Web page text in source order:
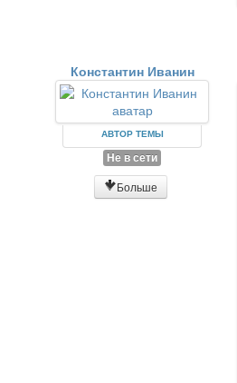
Константин Иванин
АВТОР ТЕМЫ
Не в сети
Больше